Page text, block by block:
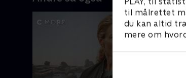
til målrettet
du kan altid
mere om